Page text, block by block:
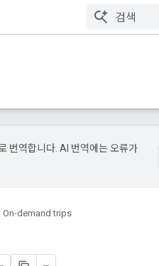
번역합니다. AI 번역에는 오류가
On-demand trips